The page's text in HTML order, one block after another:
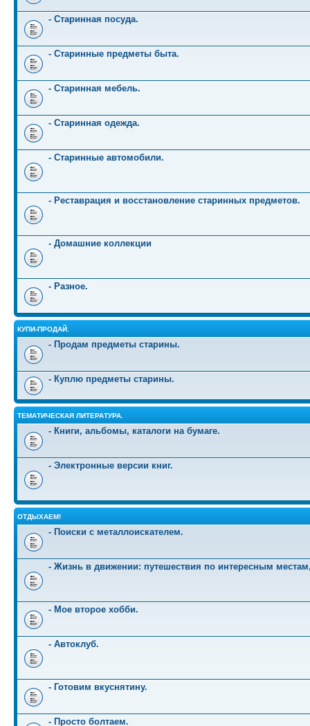
- Старинная посуда.
- Старинные предметы быта.
- Старинная мебель.
- Старинная одежда.
- Старинные автомобили.
- Реставрация и восстановление старинных предметов.
- Домашние коллекции
- Разное.
КУПИ-ПРОДАЙ.
- Продам предметы старины.
- Куплю предметы старины.
ТЕМАТИЧЕСКАЯ ЛИТЕРАТУРА.
- Книги, альбомы, каталоги на бумаге.
- Электронные версии книг.
ОТДЫХАЕМ!
- Поиски с металлоискателем.
- Жизнь в движении: путешествия по интересным
- Мое второе хобби.
- Автоклуб.
- Готовим вкуснятину.
- Просто болтаем.